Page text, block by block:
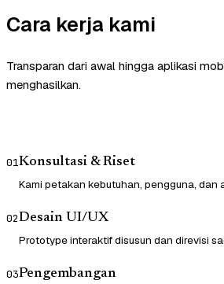
Cara kerja kami
Transparan dari awal hingga aplikasi
menghasilkan.
01Konsultasi & Riset
Kami petakan kebutuhan, pengguna, dan
02Desain UI/UX
Prototype interaktif disusun dan direvisi
03Pengembangan